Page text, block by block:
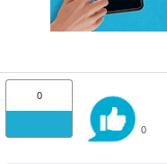
0
0